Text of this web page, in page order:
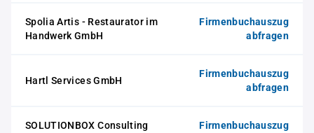
Spolia Artis - Restaurator im
Handwerk GmbH
Firmenbuchauszug
abfragen
Hartl Services GmbH
Firmenbuchauszug
abfragen
SOLUTIONBOX Consulting
Firmenbuchauszug